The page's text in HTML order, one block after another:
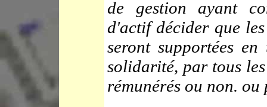
de gestion ayant
d'actif décider que
seront supportées
solidarité, par tous
rémunérés ou non.